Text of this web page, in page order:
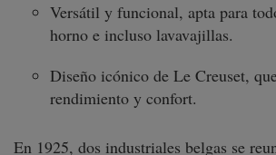
Versátil y funcional, apta para
horno e incluso lavavajillas.
Diseño icónico de Le Creuset,
rendimiento y confort.
En 1925, dos industriales belgas se